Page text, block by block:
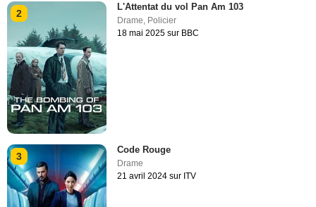
2
L'Attentat du vol Pan Am 103
Drame Policier
18 mai 2025 sur BBC
3
Code Rouge
Drame
21 avril 2024 sur ITV